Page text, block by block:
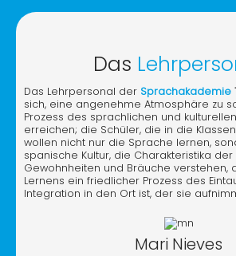
Das
Das Lehrpersonal der Sprachakademie
sich, eine angenehme Atmosphäre zu
Prozess des sprachlichen und
erreichen; die Schüler, die in die
wollen nicht nur die Sprache lernen,
spanische Kultur, die Charakteristika der
Gewohnheiten und Bräuche verstehen,
Lernens ein friedlicher Prozess des
Integration in den Ort ist, der sie
Mari Nieves